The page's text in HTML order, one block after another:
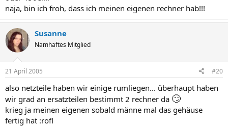
naja, bin ich froh, dass ich meinen eigenen rechner hab!!!
Susanne
Namhaftes Mitglied
21 April 2005 #20
also netzteile haben wir einige rumliegen... überhaupt haben
wir grad an ersatzteilen bestimmt 2 rechner da 🙄
krieg ja meinen eigenen sobald männe mal das gehäuse
fertig hat :rofl